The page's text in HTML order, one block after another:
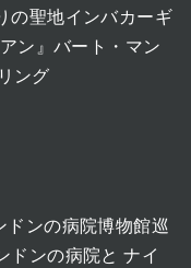
の聖地インバカーギ
ン』バート・マン
ング
ドンの病院博物館巡
ドンの病院と ナイ